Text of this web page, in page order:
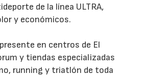
de la línea ULTRA,
y económicos.
en centros de El
y tiendas especializadas
running y triatlón de toda